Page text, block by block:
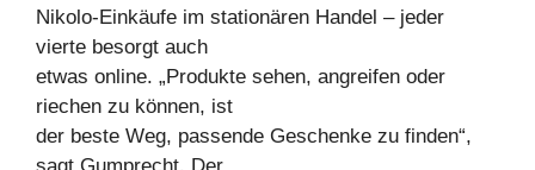
Nikolo-Einkäufe im stationären Handel – jeder
vierte besorgt auch
etwas online. „Produkte sehen, angreifen oder
riechen zu können, ist
der beste Weg, passende Geschenke zu finden“,